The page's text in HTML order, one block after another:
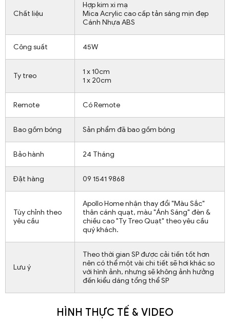
Chất liệu
Hợp kim xi mạ
Mica Acrylic cao cấp tản sáng mịn đẹp
Cánh Nhựa ABS
Công suất 45W
Ty treo
1 x 10cm
1 x 20cm
Remote Có Remote
Bao gồm bóng Sản phẩm đã bao gồm bóng
Bảo hành 24 Tháng
Đặt hàng 09 1541 9868
Tùy chỉnh theo
yêu cầu
Apollo Home nhận thay đổi "Màu Sắc"
thân cánh quạt, màu "Ánh Sáng" đèn &
chiều cao "Ty Treo Quạt" theo yêu cầu
quý khách.
Lưu ý
Theo thời gian SP được cải tiến tốt hơn
nên có thể một vài chi tiết sẽ hơi khác so
với hình ảnh, nhưng sẽ không ảnh hưởng
đến kiểu dáng tổng thể SP
HÌNH THỰC TẾ & VIDEO